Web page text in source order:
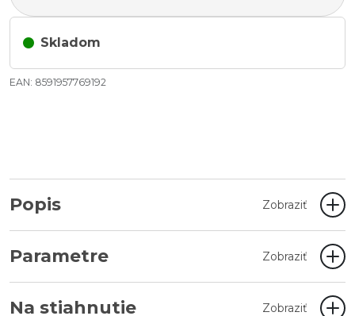
Skladom
EAN: 8591957769192
Popis Zobraziť
Parametre Zobraziť
Na stiahnutie Zobraziť